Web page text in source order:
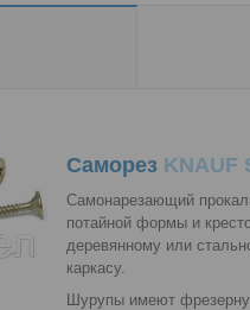
Саморез KNAUF
Самонарезающий
потайной формы и
деревянному или
каркасу.
Шурупы имеют